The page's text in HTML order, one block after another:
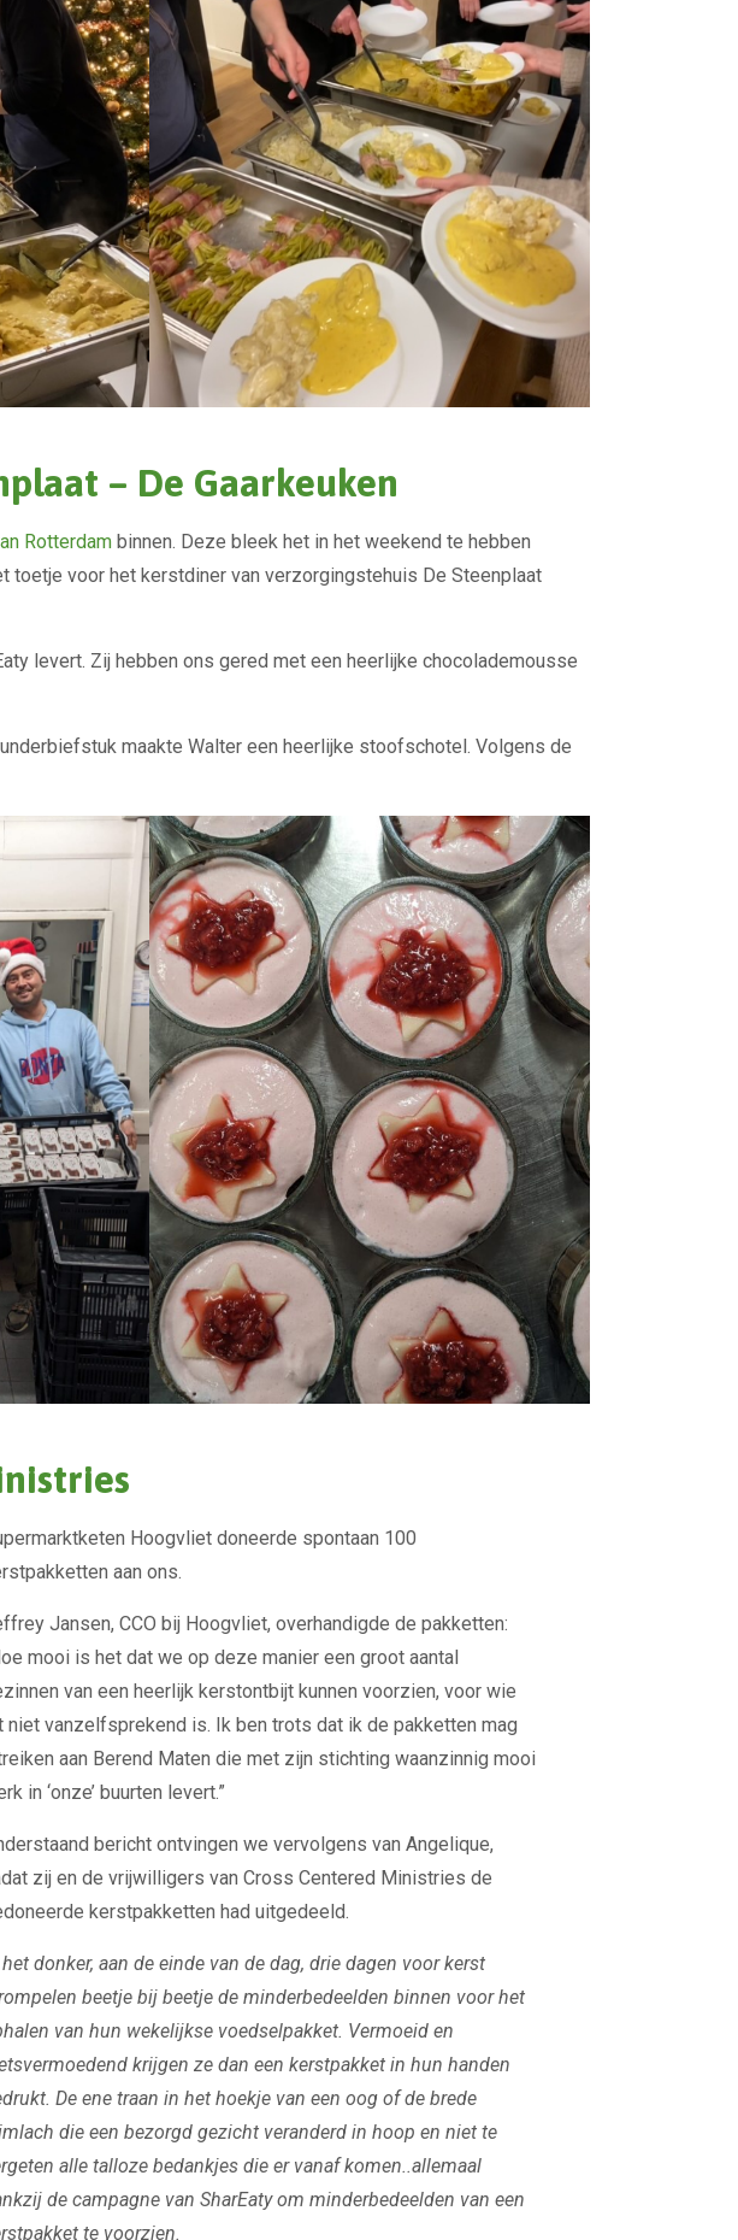
– De Gaarkeuken
Rotterdam binnen. Deze bleek het in het weekend te hebben
toetje voor het kerstdiner van verzorgingstehuis De Steenplaat
levert. Zij hebben ons gered met een heerlijke chocolademousse
maakte Walter een heerlijke stoofschotel. Volgens de
Hoogvliet doneerde spontaan 100
aan ons.
Jansen, CCO bij Hoogvliet, overhandigde de pakketten:
mooi is het dat we op deze manier een groot aantal
van een heerlijk kerstontbijt kunnen voorzien, voor wie
niet vanzelfsprekend is. Ik ben trots dat ik de pakketten mag
aan Berend Maten die met zijn stichting waanzinnig mooi
in ‘onze’ buurten levert.”
bericht ontvingen we vervolgens van Angelique,
zij en de vrijwilligers van Cross Centered Ministries de
kerstpakketten had uitgedeeld.
donker, aan de einde van de dag, drie dagen voor kerst
beetje bij beetje de minderbedeelden binnen voor het
van hun wekelijkse voedselpakket. Vermoeid en
krijgen ze dan een kerstpakket in hun handen
De ene traan in het hoekje van een oog of de brede
die een bezorgd gezicht veranderd in hoop en niet te
alle talloze bedankjes die er vanaf komen..allemaal
de campagne van SharEaty om minderbedeelden van een
te voorzien.